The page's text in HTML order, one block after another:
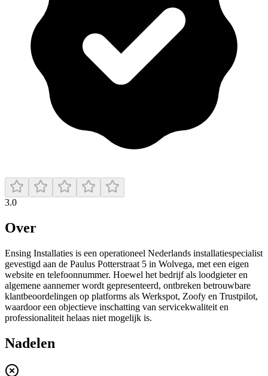
3.0
Over
Ensing Installaties is een operationeel Nederlands installatiespecialist
gevestigd aan de Paulus Potterstraat 5 in Wolvega, met een eigen
website en telefoonnummer. Hoewel het bedrijf als loodgieter en
algemene aannemer wordt gepresenteerd, ontbreken betrouwbare
klantbeoordelingen op platforms als Werkspot, Zoofy en Trustpilot,
waardoor een objectieve inschatting van servicekwaliteit en
professionaliteit helaas niet mogelijk is.
Nadelen